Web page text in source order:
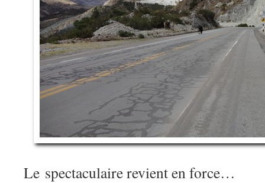
Le spectaculaire revient en force…